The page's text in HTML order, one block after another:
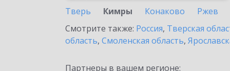
Тверь
Кимры Конаково Ржев
Смотрите также: Россия, Тверская
область, Смоленская область,
Партнеры в вашем регионе: